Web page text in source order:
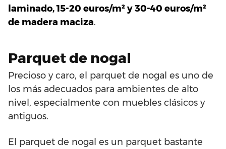
laminado, 15-20 euros/m² y 30-40 euros/m²
de madera maciza.
Parquet de nogal
Precioso y caro, el parquet de nogal es uno de
los más adecuados para ambientes de alto
nivel, especialmente con muebles clásicos y
antiguos.
El parquet de nogal es un parquet bastante